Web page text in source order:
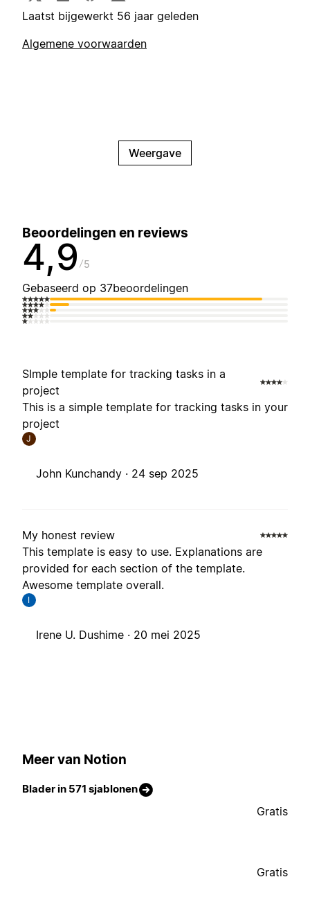
Laatst bijgewerkt 56 jaar geleden
Algemene voorwaarden
Weergave
Beoordelingen en reviews
4,9 5
Gebaseerd op 37beoordelingen
SImple template for tracking tasks in a
project
This is a simple template for tracking tasks in your
project
J
John Kunchandy · 24 sep 2025
My honest review
This template is easy to use. Explanations are
provided for each section of the template.
Awesome template overall.
I
Irene U. Dushime · 20 mei 2025
Meer van Notion
Blader in 571 sjablonen
Gratis
Gratis